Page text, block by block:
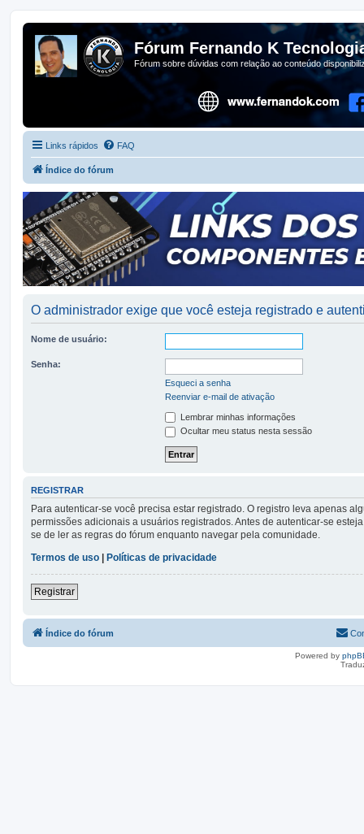
Fórum Fernando K
Fórum sobre dúvidas com relação ao conteúdo
Links rápidos FAQ
Índice do fórum
O administrador exige que você esteja registrado e
Nome de usuário:
Senha:
Esqueci a senha
Reenviar e-mail de ativação
Lembrar minhas informações
Ocultar meu status nesta sessão
REGISTRAR
Para autenticar-se você precisa estar registrado. O registro leva apenas
permissões adicionais a usuários registrados. Antes de autenticar-se
se de ler as regras do fórum enquanto navegar pela comunidade.
Termos de uso
Políticas de privacidade
Registrar
Índice do fórum
Powered by